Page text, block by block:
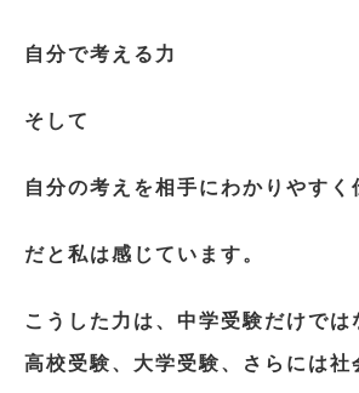
自分で考える力
そして
自分の考えを相手にわかりやすく
だと私は感じています。
こうした力は、中学受験だけでは
高校受験、大学受験、さらには社